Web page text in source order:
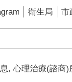
衛生局 市
心理治療(諮商)